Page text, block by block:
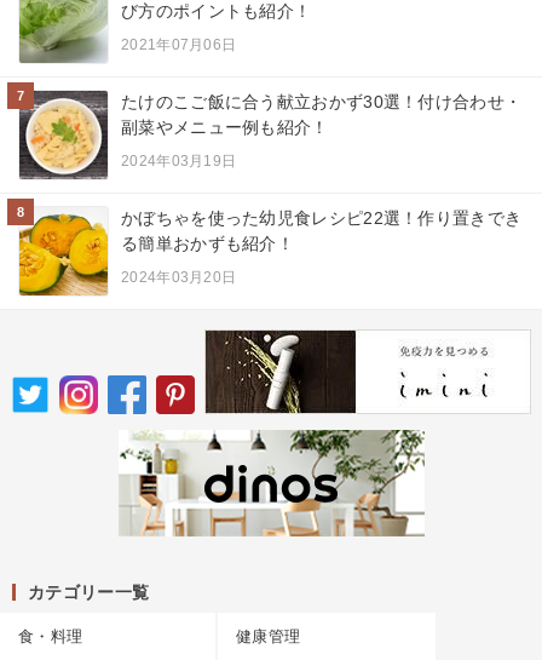
び方のポイントも紹介！
2021年07月06日
7
たけのこご飯に合う献立おかず30選！付け合わせ・
副菜やメニュー例も紹介！
2024年03月19日
8
かぼちゃを使った幼児食レシピ22選！作り置きでき
る簡単おかずも紹介！
2024年03月20日
カテゴリー一覧
食・料理 健康管理